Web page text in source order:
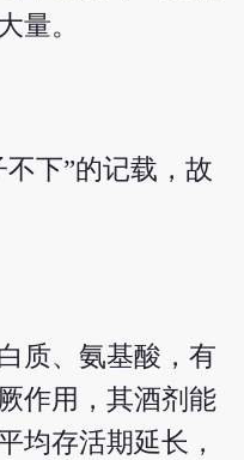
量。
不下”的记载，故
质、氨基酸，有
作用，其酒剂能
均存活期延长，